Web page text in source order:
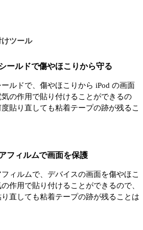
ツール
ールドで傷やほこりから守る
ルドで、傷やほこりから iPod の画面
の作用で貼り付けることができるの
貼り直しても粘着テープの跡が残るこ
フィルムで画面を保護
ィルムで、デバイスの画面を傷やほこ
作用で貼り付けることができるので、
直しても粘着テープの跡が残ることは